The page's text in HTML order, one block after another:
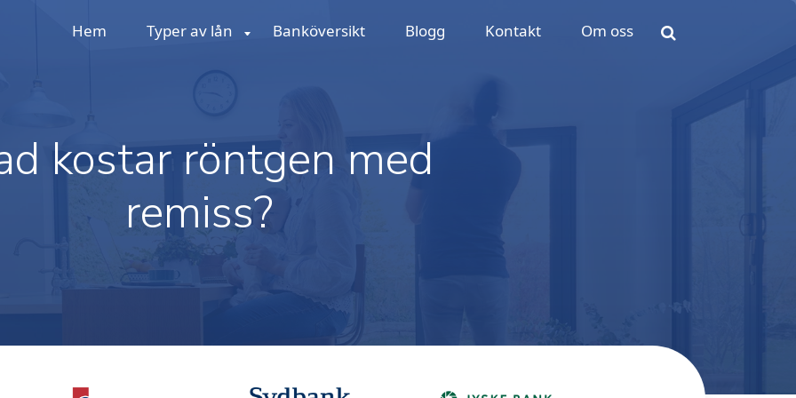
Hem Typer av lån Banköversikt Blogg Kontakt Om oss
kostar röntgen med
remiss?